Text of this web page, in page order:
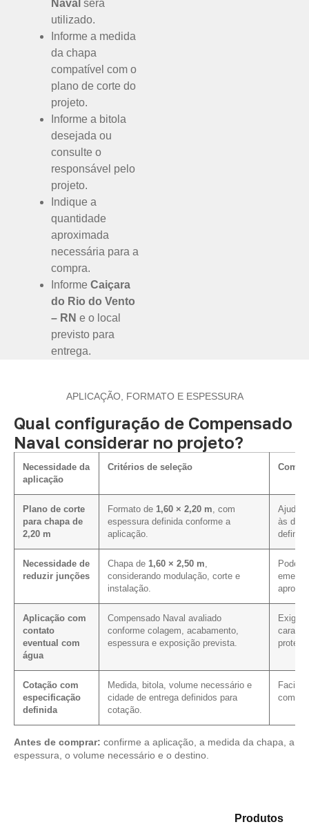
Naval será
utilizado.
Informe a medida
da chapa
compatível com o
plano de corte do
projeto.
Informe a bitola
desejada ou
consulte o
responsável pelo
projeto.
Indique a
quantidade
aproximada
necessária para a
compra.
Informe Caiçara
do Rio do Vento
– RN e o local
previsto para
entrega.
APLICAÇÃO, FORMATO E ESPESSURA
Qual configuração de Compensado
Naval considerar no projeto?
Necessidade da
aplicação
Critérios de seleção Como
Plano de corte
para chapa de
2,20 m
Formato de 1,60 × 2,20 m , com
espessura definida conforme a
aplicação.
Ajuda
às
Necessidade de
reduzir junções
Chapa de 1,60 × 2,50 m
considerando modulação, corte e
instalação.
Pode
Aplicação com
contato
eventual com
água
Compensado Naval avaliado
conforme colagem, acabamento,
espessura e exposição prevista.
Exige
Cotação com
especificação
definida
Medida, bitola, volume necessário e
cidade de entrega definidos para
cotação.
com
Antes de comprar: confirme a aplicação, a medida da chapa, a
espessura, o volume necessário e o destino.
Produtos